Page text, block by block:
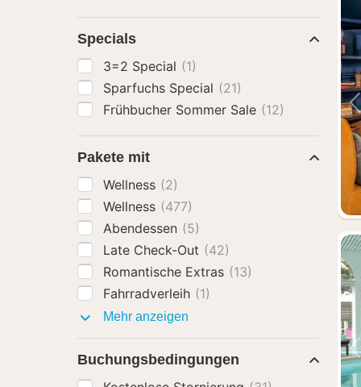
Specials
3=2 Special (1)
Sparfuchs Special (21)
Frühbucher Sommer Sale (12)
Pakete mit
Wellness (2)
Wellness (477)
Abendessen (5)
Late Check-Out (42)
Romantische Extras (13)
Fahrradverleih (1)
Mehr anzeigen
Buchungsbedingungen